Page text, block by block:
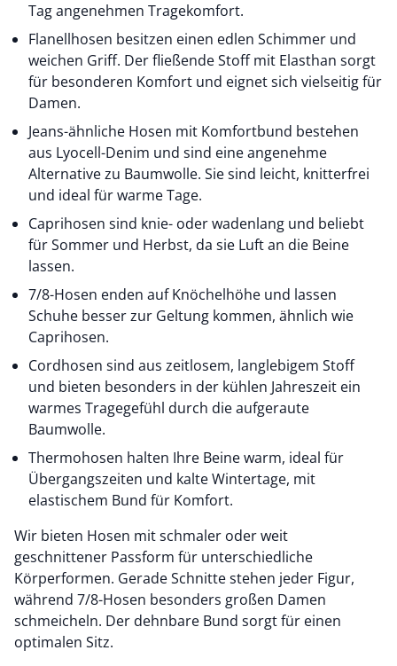
Tag angenehmen Tragekomfort.
Flanellhosen besitzen einen edlen Schimmer und
weichen Griff. Der fließende Stoff mit Elasthan sorgt
für besonderen Komfort und eignet sich vielseitig für
Damen.
Jeans-ähnliche Hosen mit Komfortbund bestehen
aus Lyocell-Denim und sind eine angenehme
Alternative zu Baumwolle. Sie sind leicht, knitterfrei
und ideal für warme Tage.
Caprihosen sind knie- oder wadenlang und beliebt
für Sommer und Herbst, da sie Luft an die Beine
lassen.
7/8-Hosen enden auf Knöchelhöhe und lassen
Schuhe besser zur Geltung kommen, ähnlich wie
Caprihosen.
Cordhosen sind aus zeitlosem, langlebigem Stoff
und bieten besonders in der kühlen Jahreszeit ein
warmes Tragegefühl durch die aufgeraute
Baumwolle.
Thermohosen halten Ihre Beine warm, ideal für
Übergangszeiten und kalte Wintertage, mit
elastischem Bund für Komfort.
Wir bieten Hosen mit schmaler oder weit
geschnittener Passform für unterschiedliche
Körperformen. Gerade Schnitte stehen jeder Figur,
während 7/8-Hosen besonders großen Damen
schmeicheln. Der dehnbare Bund sorgt für einen
optimalen Sitz.